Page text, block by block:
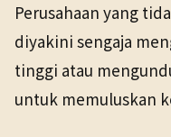
Perusahaan yang
diyakini sengaja
tinggi atau
untuk memuluskan